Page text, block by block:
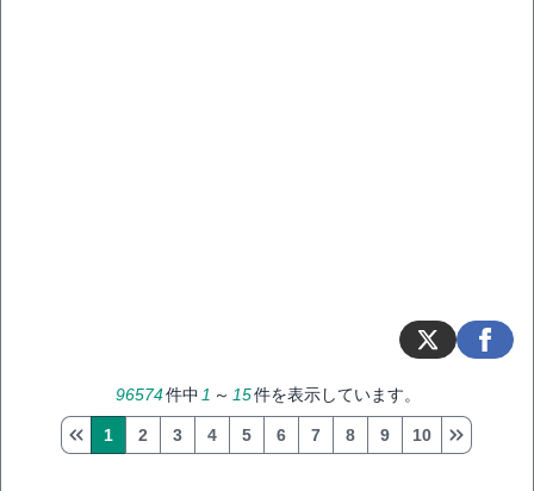
96574件中 1 ～ 15件を表示しています。
1 2 3 4 5 6 7 8 9 10